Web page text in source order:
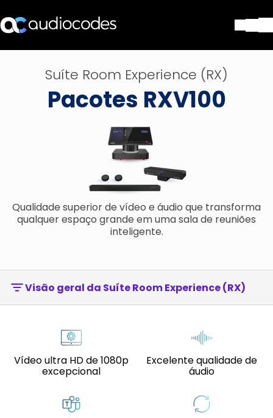
Produtos e aplicações
Serviços e suporte
Suíte Room Experience (RX)
Pacotes RXV100
Qualidade superior de vídeo e áudio que transforma
qualquer espaço grande em uma sala de reuniões
inteligente.
Visão geral da Suíte Room Experience (RX)
Vídeo ultra HD de 1080p
excepcional
Excelente qualidade de
áudio